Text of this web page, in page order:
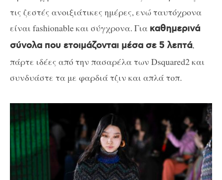
τις ζεστές ανοιξιάτικες ημέρες, ενώ ταυτόχρονα
είναι fashionable και σύγχρονα. Για καθημερινά
σύνολα που ετοιμάζονται μέσα σε 5 λεπτά,
πάρτε ιδέες από την πασαρέλα των Dsquared2 και
συνδυάστε τα με φαρδιά τζιν και απλά τοπ.